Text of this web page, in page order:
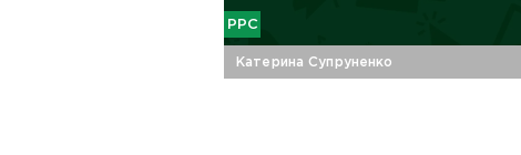
PPC
Катерина Супруненко